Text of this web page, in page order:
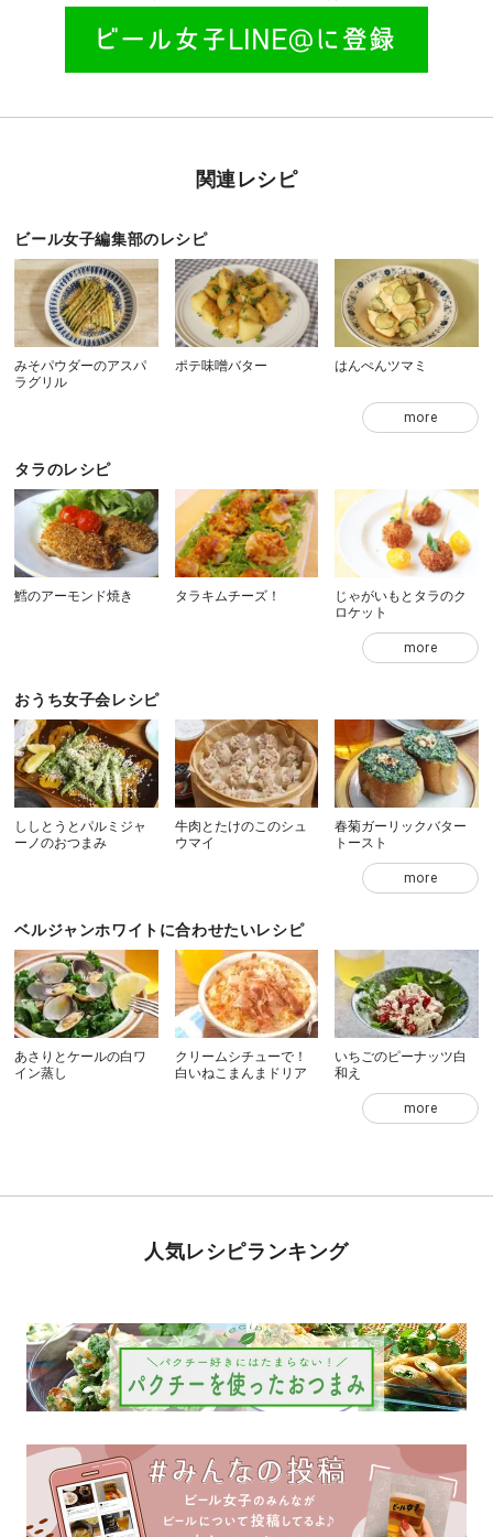
関連レシピ
ビール女子編集部のレシピ
みそパウダーのアスパ
ラグリル
ポテ味噌バター はんぺんツマミ
more
タラのレシピ
鱈のアーモンド焼き タラキムチーズ！
じゃがいもとタラのク
ロケット
more
おうち女子会レシピ
ししとうとパルミジャ
ーノのおつまみ
牛肉とたけのこのシュ
ウマイ
春菊ガーリックバター
トースト
more
ベルジャンホワイトに合わせたいレシピ
あさりとケールの白ワ
イン蒸し
クリームシチューで！
白いねこまんまドリア
いちごのピーナッツ白
和え
more
人気レシピランキング